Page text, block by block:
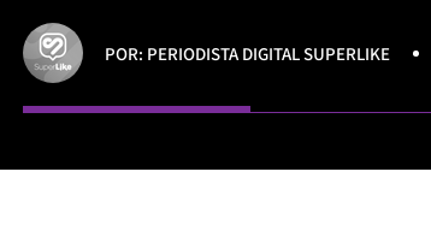
POR: PERIODISTA DIGITAL SUPERLIKE